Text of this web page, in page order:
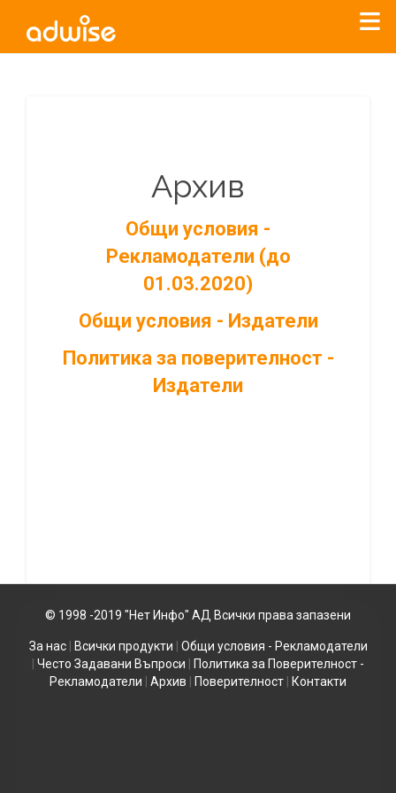
Архив
Общи условия -
Рекламодатели (до
01.03.2020)
Общи условия - Издатели
Политика за поверителност -
Издатели
© 1998 -2019 "Нет Инфо" АД Всички права запазени
За нас| Всички продукти
Общи условия - Рекламодатели
Често Задавани Въпроси
Политика за Поверителност -
Рекламодатели
Архив Поверителност Контакти